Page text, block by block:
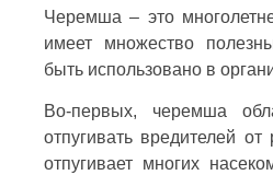
Черемша – это
имеет множество
быть использовано в
Во-первых, черемша
отпугивать вредителей
отпугивает многих